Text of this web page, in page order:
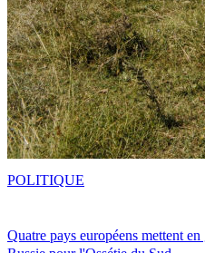
Quatre pays européens mettent
POLITIQUE